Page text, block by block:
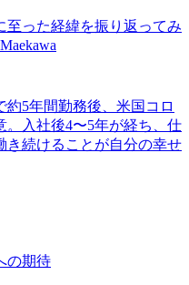
至った経緯を振り返ってみ
5年間勤務後、米国コロ
。入社後4〜5年が経ち、仕
き続けることが自分の幸せ
の期待